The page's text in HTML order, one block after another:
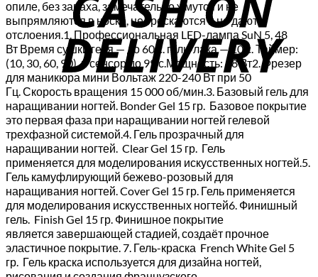
опиле, без запаха, замечательно жмутся и не
выпрямляются в носке, не трескаются и не дают
отслоения.1. Профессиональная LED-лампа SuN 5, 48
Вт Время сушки геля — до 60 с. гель-лака — 10 с. Таймер:
(10, 30, 60, 90), и сенсор до 99 с.Мощность: 48 Вт2. Фрезер
для маникюра мини Вольтаж 220-240 Вт при 50
Гц. Скорость вращения 15 000 об/мин.3. Базовый гель для
наращивании ногтей. Bonder Gel 15 гр. Базовое покрытие
это первая фаза при наращивании ногтей гелевой
трехфазной системой.4. Гель прозрачный для
наращивании ногтей. Clear Gel 15 гр. Гель
применяется для моделирования искусственных ногтей.5.
Гель камуфлирующий бежево-розовый для
наращивания ногтей. Cover Gel 15 гр. Гель применяется
для моделирования искусственных ногтей6. Финишный
гель. Finish Gel 15 гр. Финишное покрытие
является завершающей стадией, создаёт прочное
эластичное покрытие. 7. Гель-краска French White Gel 5
гр. Гель краска используется для дизайна ногтей,